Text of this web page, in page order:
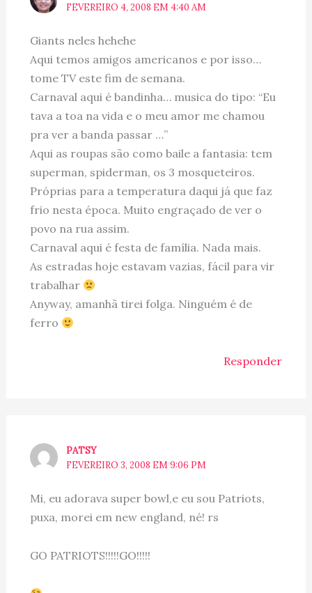
FEVEREIRO 4, 2008 EM 4:40 AM
Giants neles hehehe
Aqui temos amigos americanos e por isso…
tome TV este fim de semana.
Carnaval aqui é bandinha… musica do tipo: “Eu
tava a toa na vida e o meu amor me chamou
pra ver a banda passar …”
Aqui as roupas são como baile a fantasia: tem
superman, spiderman, os 3 mosqueteiros.
Próprias para a temperatura daqui já que faz
frio nesta época. Muito engraçado de ver o
povo na rua assim.
Carnaval aqui é festa de família. Nada mais.
As estradas hoje estavam vazias, fácil para vir
trabalhar
Anyway, amanhã tirei folga. Ninguém é de
ferro
Responder
PATSY
FEVEREIRO 3, 2008 EM 9:06 PM
Mi, eu adorava super bowl,e eu sou Patriots,
puxa, morei em new england, né! rs
GO PATRIOTS!!!!!GO!!!!!